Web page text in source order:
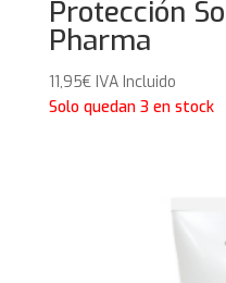
Protección
Pharma
11,95€ IVA Incluido
Solo quedan 3 en stock